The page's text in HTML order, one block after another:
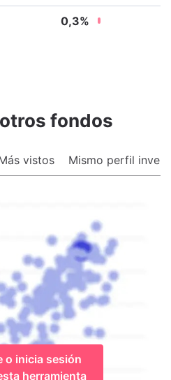
0,3%
fondos
vistos Mismo perfil
o inicia sesión
herramienta